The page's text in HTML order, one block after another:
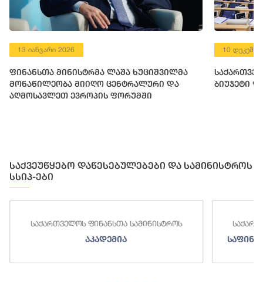
13 იანვარი 2026
ფინანსთა მინისტრმა ლაშა ხუციშვილმა
მონაწილეობა მიიღო ცენტრალური და
აღმოსავლეთ ევროპის ფორუმში
10
ბიუჯეტი
საქვეუწყებო დაწესებულებები და სამინისტროს
სსიპ-ები
საქართველოს ფინანსთა სამინისტროს
აკადემია